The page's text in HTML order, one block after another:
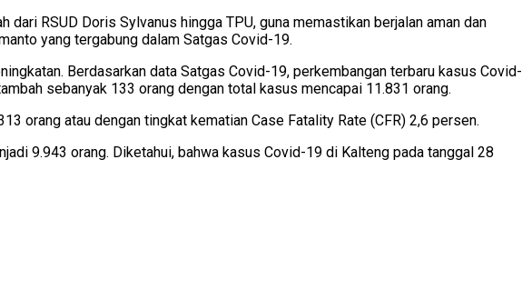
RSUD Doris Sylvanus hingga TPU, guna memastikan berjalan aman dan
yang tergabung dalam Satgas Covid-19.
Berdasarkan data Satgas Covid-19, perkembangan terbaru kasus Covid-
sebanyak 133 orang dengan total kasus mencapai 11.831 orang.
orang atau dengan tingkat kematian Case Fatality Rate (CFR) 2,6 persen.
9.943 orang. Diketahui, bahwa kasus Covid-19 di Kalteng pada tanggal 28